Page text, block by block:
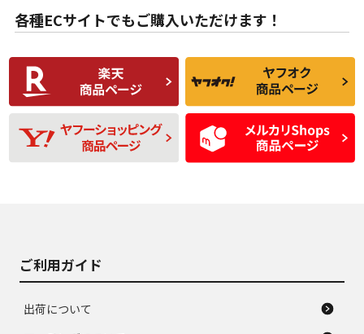
な中古品
んどない中古品
C
比較的きれいな中古
品
C
られるが、使用に問
題のない中古品
D
使用感や目立つ傷が
あり、一般的な中古
品
D
残り溝も少なく、偏
磨耗がみられ、短期
間使用できるくらい
の中古品
各種ECサイトでもご購入いただけます！
ご利用ガイド
出荷について